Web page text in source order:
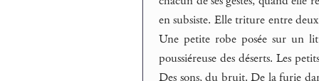
en subsiste. Elle triture entre
Une petite robe posée sur un
poussiéreuse des déserts. Les
Des sons, du bruit. De la furie